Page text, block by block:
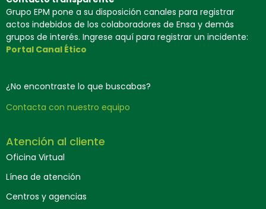
Grupo EPM pone a su disposición canales para registrar
actos indebidos de los colaboradores de Ensa y demás
grupos de interés. Ingrese aquí para registrar un incidente:
Portal Canal Ético
¿No encontraste lo que buscabas?
Contacta con nuestro equipo
Atención al cliente
Oficina Virtual
Línea de atención
Centros y agencias